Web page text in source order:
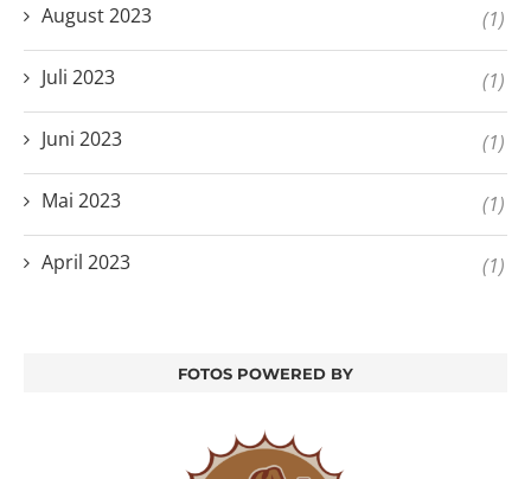
August 2023 (1)
Juli 2023 (1)
Juni 2023 (1)
Mai 2023 (1)
April 2023 (1)
FOTOS POWERED BY